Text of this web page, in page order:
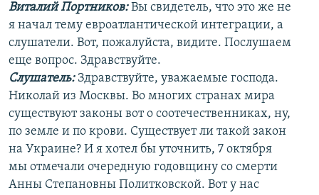
Виталий Портников:Вы свидетель, что это же не
я начал тему евроатлантической интеграции, а
слушатели. Вот, пожалуйста, видите. Послушаем
еще вопрос. Здравствуйте.
Слушатель:Здравствуйте, уважаемые господа.
Николай из Москвы. Во многих странах мира
существуют законы вот о соотечественниках, ну,
по земле и по крови. Существует ли такой закон
на Украине? И я хотел бы уточнить, 7 октября
мы отмечали очередную годовщину со смерти
Анны Степановны Политковской. Вот у нас